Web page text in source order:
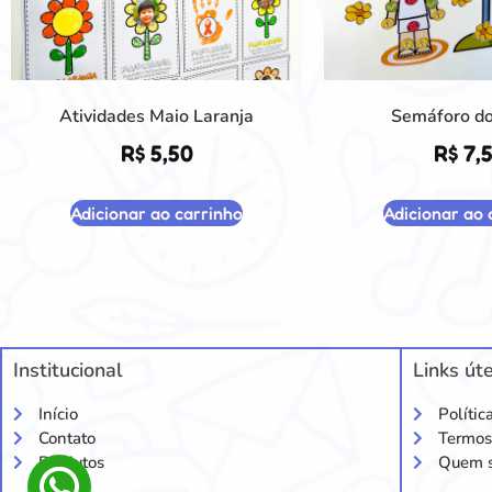
Atividades Maio Laranja
R$5,50
Adicionar ao carrinho
Semáforo
R$
Adicionar ao
Institucional
Início
Contato
Produtos
Links
Quem